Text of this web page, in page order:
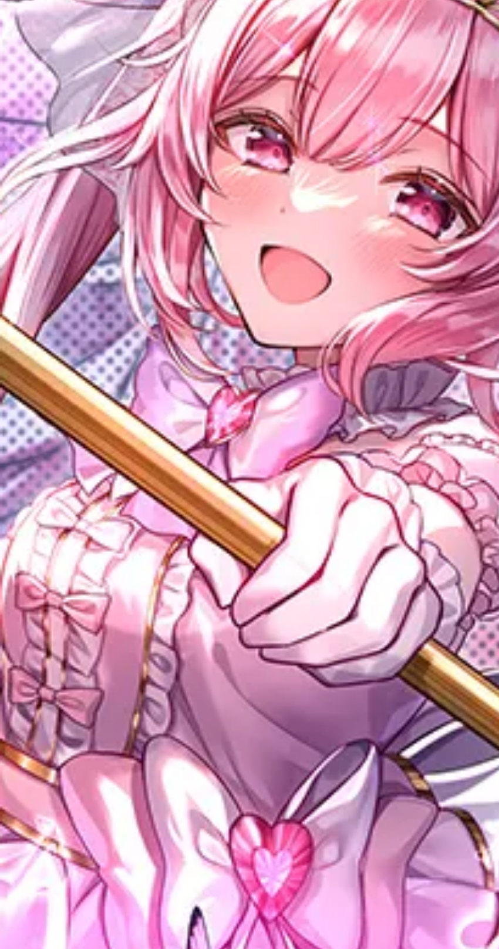
※マウスホイールで拡大・縮小できます。
※ドラッグで画像を動かすことができます。
※マウスホイールで拡大・縮小できます。
※ドラッグで画像を動かすことができます。
※マウスホイールで拡大・縮小できます。
※ドラッグで画像を動かすことができます。